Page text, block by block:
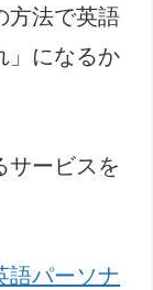
方法で英語
」になるか
サービスを
語パーソナ